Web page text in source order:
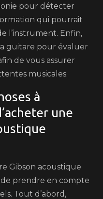
pour détecter
qui pourrait
l’instrument. Enfin,
guitare pour évaluer
de vous assurer
musicales.
à
une
Gibson acoustique
de prendre en compte
Tout d’abord,